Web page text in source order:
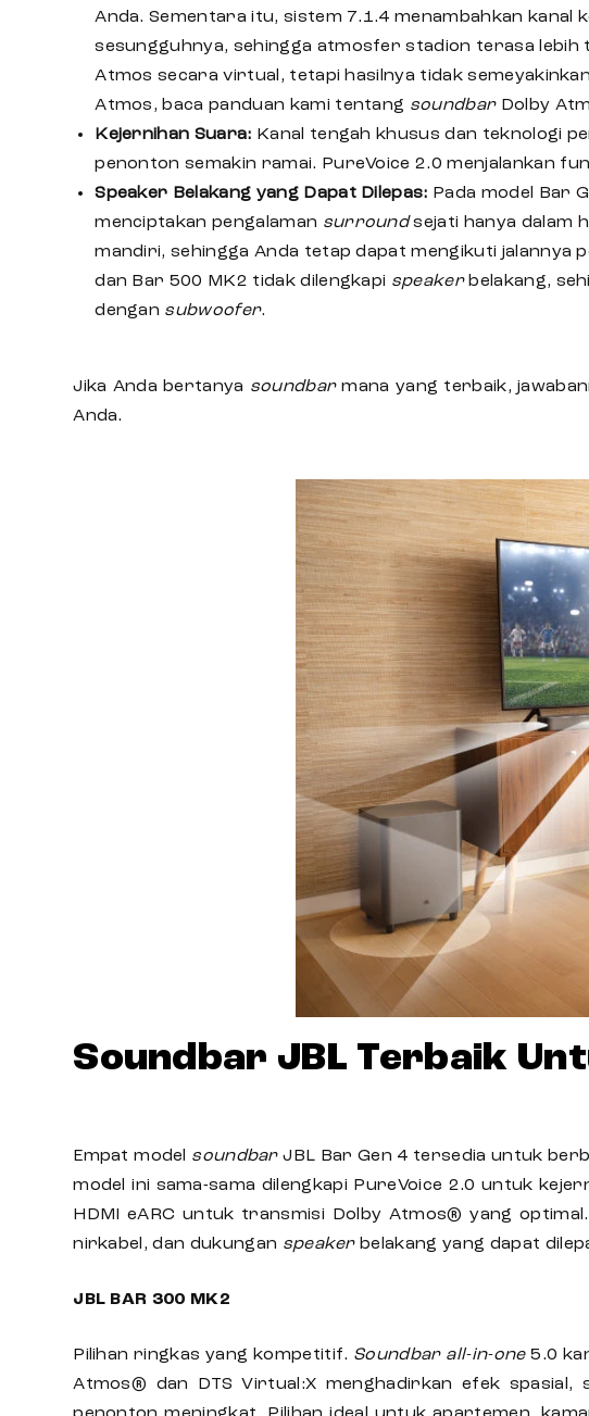
Anda. Sementara itu, sistem 7.1.4 menambahkan kanal
sesungguhnya, sehingga atmosfer stadion terasa lebih
Atmos secara virtual, tetapi hasilnya tidak
Atmos, baca panduan kami tentang soundbarDolby
Kejernihan Suara: Kanal tengah khusus dan teknologi
penonton semakin ramai. PureVoice 2.0 menjalankan
Speaker Belakang yang Dapat Dilepas: Pada model Bar
menciptakan pengalaman surroundsejati hanya dalam
mandiri, sehingga Anda tetap dapat mengikuti jalannya
dan Bar 500 MK2 tidak dilengkapi speakerbelakang,
dengan subwoofer.
Jika Anda bertanya soundbarmana yang terbaik,
Anda.
Soundbar JBL Terbaik
Empat model soundbarJBL Bar Gen 4 tersedia untuk
model ini sama-sama dilengkapi PureVoice 2.0 untuk
HDMI eARC untuk transmisi Dolby Atmos® yang
nirkabel, dan dukungan speaker belakang yang dapat
JBL BAR 300 MK2
Pilihan ringkas yang kompetitif. Soundbar all-in-one5.0
Atmos® dan DTS Virtual:X menghadirkan efek